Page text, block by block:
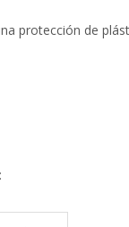
protección de